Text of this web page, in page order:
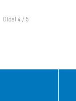
Oldal 4 / 5